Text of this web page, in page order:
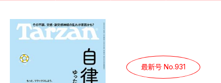
最新号 No.931